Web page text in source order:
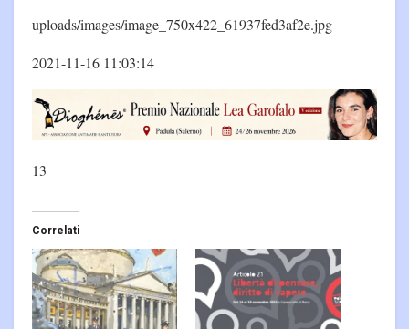
uploads/images/image_750x422_61937fed3af2e.jpg
2021-11-16 11:03:14
13
Correlati